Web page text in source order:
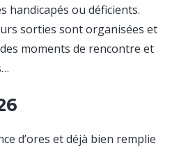
handicapés ou déficients.
sorties sont organisées et
moments de rencontre et
d’ores et déjà bien remplie